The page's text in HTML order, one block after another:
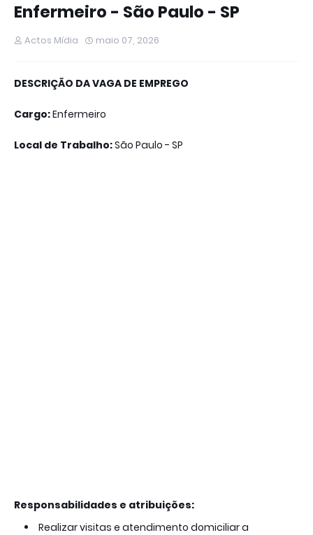
Enfermeiro - São Paulo - SP
Actos Mídia maio 07, 2026
DESCRIÇÃO DA VAGA DE EMPREGO
Cargo:Enfermeiro
Local de Trabalho:São Paulo - SP
Responsabilidades e atribuições:
Realizar visitas e atendimento domiciliar a